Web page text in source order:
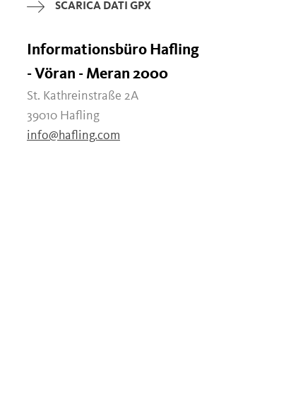
SCARICA DATI GPX
Informationsbüro Hafling
- Vöran - Meran 2000
St. Kathreinstraße 2A
39010 Hafling
info@hafling.com